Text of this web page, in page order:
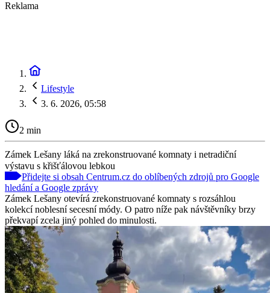
Reklama
Lifestyle
3. 6. 2026, 05:58
2 min
Zámek Lešany láká na zrekonstruované komnaty i netradiční
výstavu s křišťálovou lebkou
Přidejte si obsah Centrum.cz do oblíbených zdrojů pro Google
hledání a Google zprávy
Zámek Lešany otevírá zrekonstruované komnaty s rozsáhlou
kolekcí noblesní secesní módy. O patro níže pak návštěvníky brzy
překvapí zcela jiný pohled do minulosti.